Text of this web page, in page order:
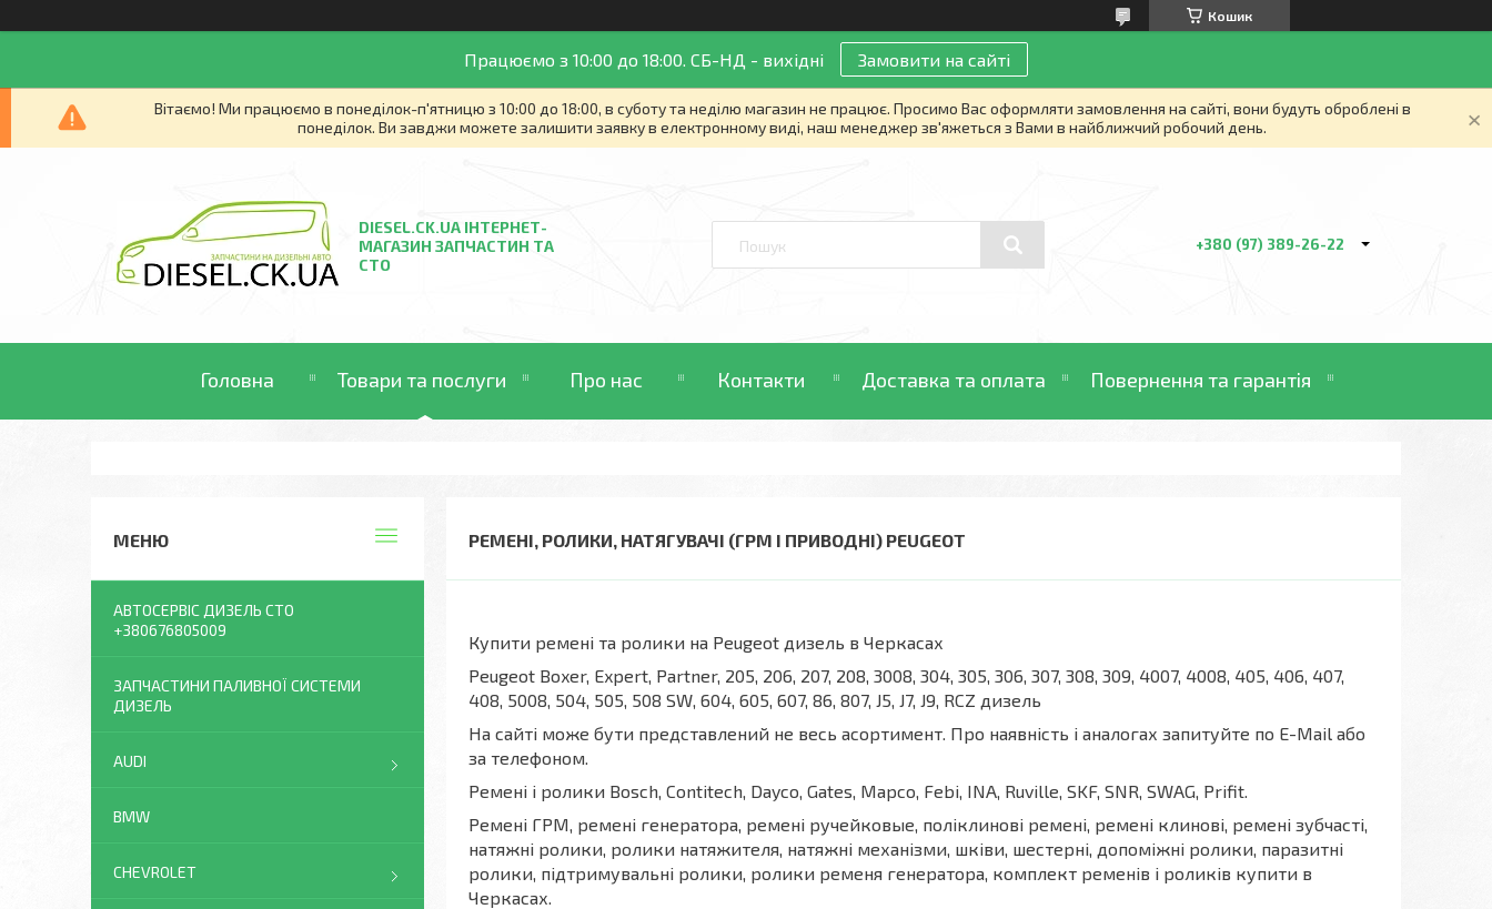
Кошик
Працюємо з 10:00 до 18:00. СБ-НД - вихідні Замовити на сайті
Вітаємо! Ми працюємо в понеділок-п'ятницю з 10:00 до 18:00, в суботу та неділю магазин не працює. Просимо Вас оформляти замовлення на сайті, вони будуть оброблені в
понеділок. Ви завджи можете залишити заявку в електронному виді, наш менеджер зв'яжеться з Вами в найближчий робочий день.
DIESEL.CK.UA ІНТЕРНЕТ-
МАГАЗИН ЗАПЧАСТИН ТА
СТО
+380 (97) 389-26-22
Головна Товари та послуги Про нас Контакти Доставка та оплата Повернення та гарантія
РЕМЕНІ, РОЛИКИ, НАТЯГУВАЧІ (ГРМ І ПРИВОДНІ) PEUGEOT
Купити ремені та ролики на Peugeot дизель в Черкасах
Peugeot Boxer, Expert, Partner, 205, 206, 207, 208, 3008, 304, 305, 306, 307, 308, 309, 4007, 4008, 405, 406, 407,
408, 5008, 504, 505, 508 SW, 604, 605, 607, 86, 807, J5, J7, J9, RCZ дизель
На сайті може бути представлений не весь асортимент. Про наявність і аналогах запитуйте по E-Mail або
за телефоном.
Ремені і ролики Bosch, Contitech, Dayco, Gates, Mapco, Febi, INA, Ruville, SKF, SNR, SWAG, Prifit.
Ремені ГРМ, ремені генератора, ремені ручейковые, поліклинові ремені, ремені клинові, ремені зубчасті,
натяжні ролики, ролики натяжителя, натяжні механізми, шківи, шестерні, допоміжні ролики, паразитні
ролики, підтримувальні ролики, ролики ременя генератора, комплект ременів і роликів купити в
Черкасах.
АВТОСЕРВІС ДИЗЕЛЬ СТО
+380676805009
ЗАПЧАСТИНИ ПАЛИВНОЇ СИСТЕМИ
ДИЗЕЛЬ
AUDI
BMW
CHEVROLET